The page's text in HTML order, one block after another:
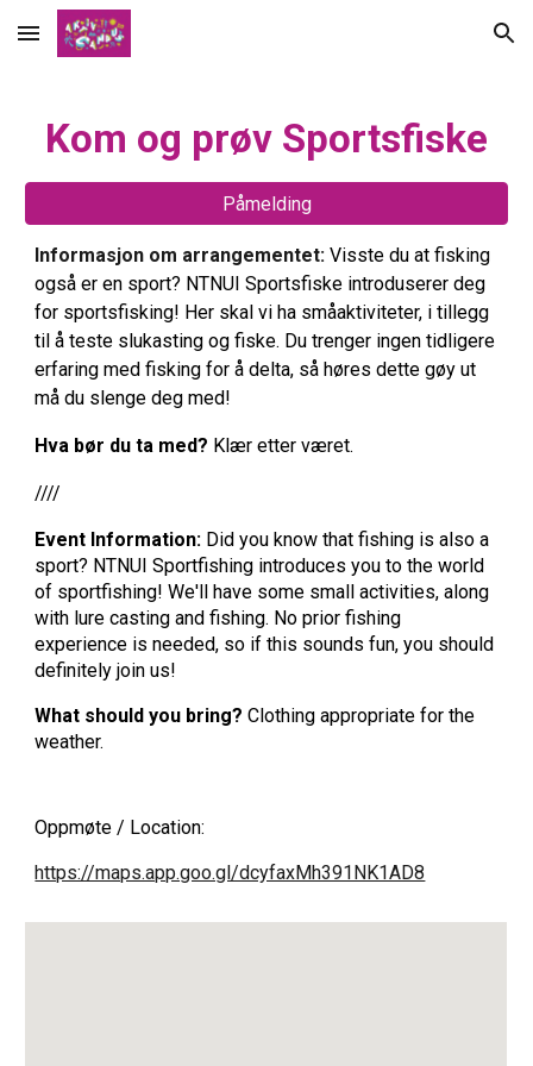
Skip to main content Skip to navigation
Kom og prøv Sportsfiske
Påmelding
Informasjon om arrangementet:Visste du at fisking
også er en sport? NTNUI Sportsfiske introduserer deg
for sportsfisking! Her skal vi ha småaktiviteter, i tillegg
til å teste slukasting og fiske. Du trenger ingen tidligere
erfaring med fisking for å delta, så høres dette gøy ut
må du slenge deg med!
Hva bør du ta med? Klær etter været.
////
Event Information: Did you know that fishing is also a
sport? NTNUI Sportfishing introduces you to the world
of sportfishing! We'll have some small activities, along
with lure casting and fishing. No prior fishing
experience is needed, so if this sounds fun, you should
definitely join us!
What should you bring? Clothing appropriate for the
weather.
Oppmøte / Location:
https://maps.app.goo.gl/dcyfaxMh391NK1AD8